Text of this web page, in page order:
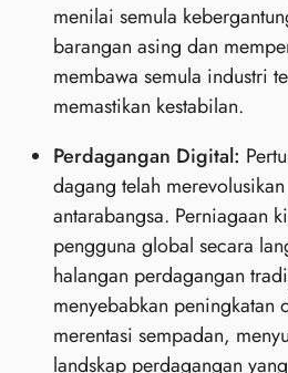
menilai semula
barangan asing dan
membawa semula industri
memastikan kestabilan.
Perdagangan Digital:
dagang telah
antarabangsa. Perniagaan
pengguna global secara
halangan perdagangan
menyebabkan peningkatan
merentasi sempadan,
landskap perdagangan